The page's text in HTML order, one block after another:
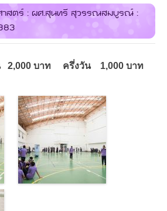
สตร์ : ผศ.สุนทรี สุวรรณสมบูรณ์ :
2,000 บาท ครึ่งวัน 1,000 บาท